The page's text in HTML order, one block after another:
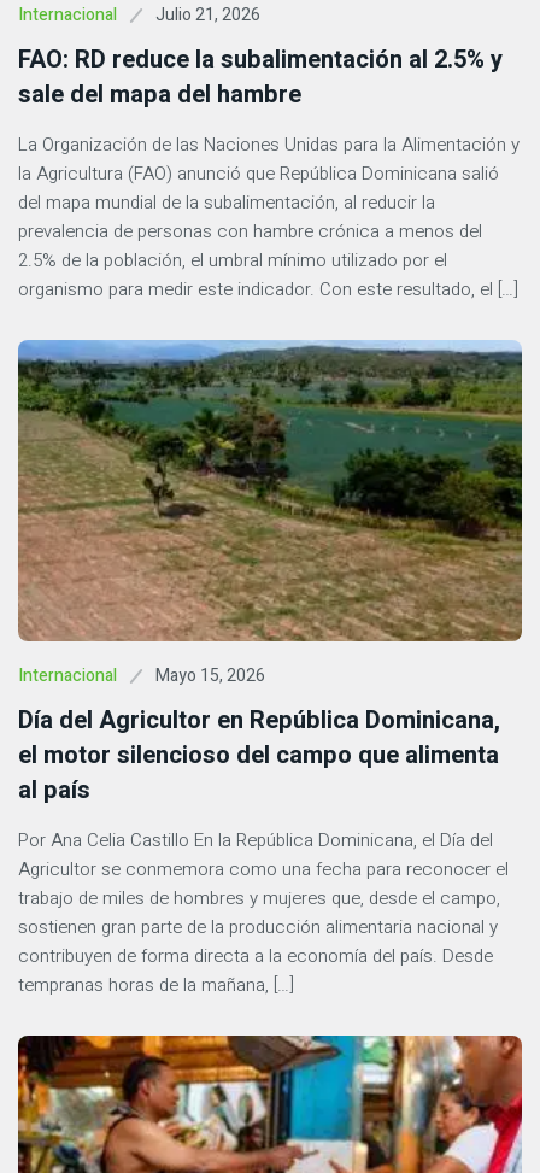
Internacional Julio 21, 2026
FAO: RD reduce la subalimentación al 2.5% y
sale del mapa del hambre
La Organización de las Naciones Unidas para la Alimentación y
la Agricultura (FAO) anunció que República Dominicana salió
del mapa mundial de la subalimentación, al reducir la
prevalencia de personas con hambre crónica a menos del
2.5% de la población, el umbral mínimo utilizado por el
organismo para medir este indicador. Con este resultado, el […]
Internacional Mayo 15, 2026
Día del Agricultor en República Dominicana,
el motor silencioso del campo que alimenta
al país
Por Ana Celia Castillo En la República Dominicana, el Día del
Agricultor se conmemora como una fecha para reconocer el
trabajo de miles de hombres y mujeres que, desde el campo,
sostienen gran parte de la producción alimentaria nacional y
contribuyen de forma directa a la economía del país. Desde
tempranas horas de la mañana, […]